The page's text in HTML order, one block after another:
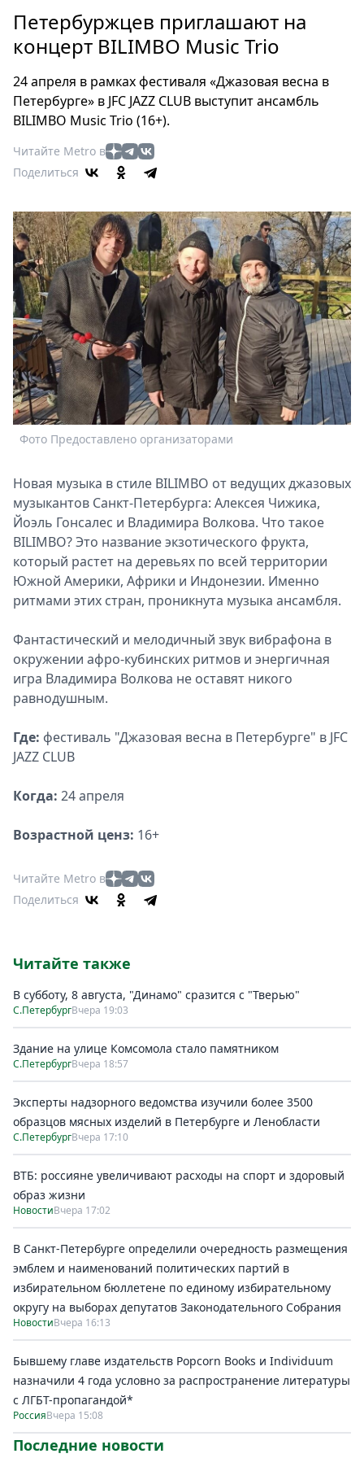
Россия
Мир
Еда
Туризм
Театр
Кино
Книги
Выставки
Пресс-
релизы
О
Metro
Стримы
Спецпроекты
Звезды
Выборы
2026
Metro
Петербуржцев приглашают на
концерт BILIMBO Music Trio
24 апреля в рамках фестиваля «Джазовая весна в
Петербурге» в JFC JAZZ CLUB выступит ансамбль
BILIMBO Music Trio (16+).
Читайте Metro в
Поделиться
Фото Предоставлено организаторами
Новая музыка в стиле BILIMBO от ведущих джазовых
музыкантов Санкт-Петербурга: Алексея Чижика,
Йоэль Гонсалес и Владимира Волкова. Что такое
BILIMBO? Это название экзотического фрукта,
который растет на деревьях по всей территории
Южной Америки, Африки и Индонезии. Именно
ритмами этих стран, проникнута музыка ансамбля.
Фантастический и мелодичный звук вибрафона в
окружении афро-кубинских ритмов и энергичная
игра Владимира Волкова не оставят никого
равнодушным.
Где: фестиваль "Джазовая весна в Петербурге" в JFC
JAZZ CLUB
Когда: 24 апреля
Возрастной ценз: 16+
Читайте Metro в
Поделиться
Читайте также
В субботу, 8 августа, "Динамо" сразится с "Тверью"
С.ПетербургВчера 19:03
Здание на улице Комсомола стало памятником
С.ПетербургВчера 18:57
Эксперты надзорного ведомства изучили более 3500
образцов мясных изделий в Петербурге и Ленобласти
С.ПетербургВчера 17:10
ВТБ: россияне увеличивают расходы на спорт и здоровый
образ жизни
НовостиВчера 17:02
В Санкт-Петербурге определили очередность размещения
эмблем и наименований политических партий в
избирательном бюллетене по единому избирательному
округу на выборах депутатов Законодательного Собрания
НовостиВчера 16:13
Бывшему главе издательств Popcorn Books и Individuum
назначили 4 года условно за распространение литературы
с ЛГБТ-пропагандой*
РоссияВчера 15:08
Последние новости